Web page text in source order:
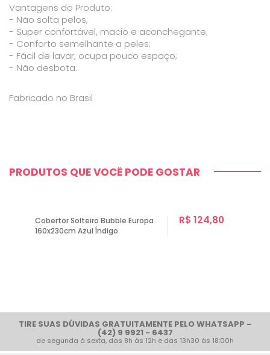
Vantagens do Produto:
- Não solta pelos;
- Super confortável, macio e aconchegante;
- Conforto semelhante a peles;
- Fácil de lavar, ocupa pouco espaço;
- Não desbota.
Fabricado no Brasil
PRODUTOS QUE VOCÊ PODE GOSTAR
Cobertor Solteiro Bubble Europa
160x230cm Azul Índigo
R$ 124,80
TIRE SUAS DÚVIDAS GRATUITAMENTE PELO WHATSAPP -
(42) 9 9921 - 6437
de segunda à sexta, das 8h às 12h e das 13h30 às 18:00h